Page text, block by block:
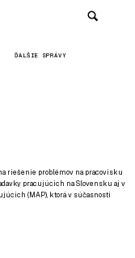
ĎALŠIE SPRÁVY
riešenie problémov na pracovisku
pracujúcich na Slovensku aj v
(MAP), ktorá v súčasnosti